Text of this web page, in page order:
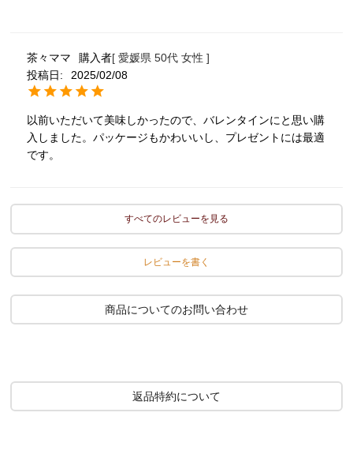
茶々ママ 購入者 愛媛県 50代 女性
投稿日
2025/02/08
以前いただいて美味しかったので、バレンタインにと思い購
入しました。パッケージもかわいいし、プレゼントには最適
です。
すべてのレビューを見る
レビューを書く
商品についてのお問い合わせ
返品特約について